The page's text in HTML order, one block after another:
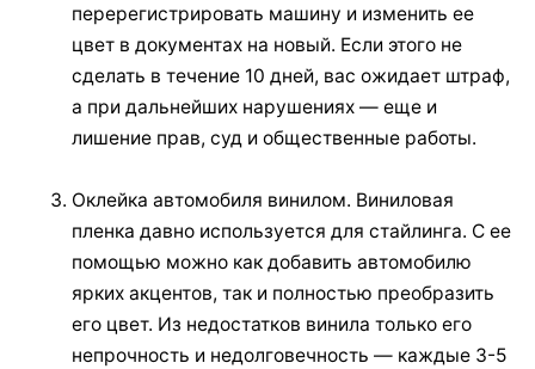
перерегистрировать машину и изменить ее
цвет в документах на новый. Если этого не
сделать в течение 10 дней, вас ожидает штраф,
а при дальнейших нарушениях — еще и
лишение прав, суд и общественные работы.
Оклейка автомобиля винилом. Виниловая
пленка давно используется для стайлинга. С ее
помощью можно как добавить автомобилю
ярких акцентов, так и полностью преобразить
его цвет. Из недостатков винила только его
непрочность и недолговечность — каждые 3-5